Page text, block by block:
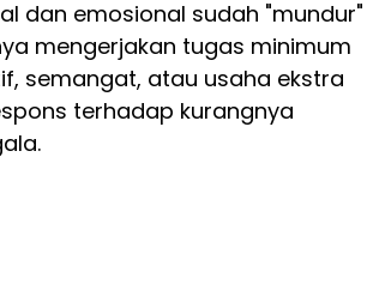
dan emosional sudah "mundur"
mengerjakan tugas minimum
semangat, atau usaha ekstra
terhadap kurangnya